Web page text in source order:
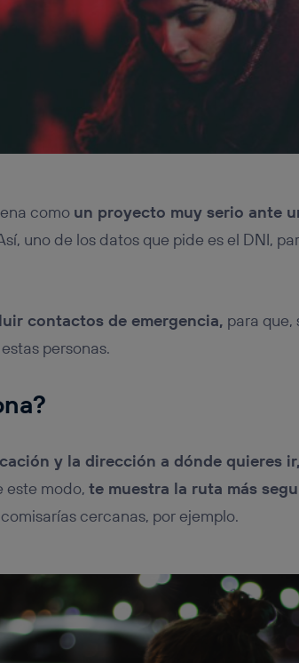
como un proyecto muy serio ante
uno de los datos que pide es el DNI,
contactos de emergencia, para que,
personas.
y la dirección a dónde quieres ir,
este modo, te muestra la ruta más
cercanas, por ejemplo.